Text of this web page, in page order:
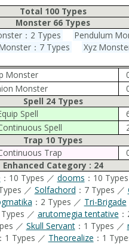
Total 100 Types
Monster 66 Types
：2 Types
Pendulum
：7 Types Xyz
Monster
Monster
Spell 24 Types
Spell
Spell
Trap 10 Types
Trap
Enhanced Category : 24
：10 Types ／ dooms ：10
／ Solfachord ：7 Types ／
：2 Types ／ Tri-Brigade
Types ／ arutomegia tentative
／ Skull Servant：1 Types ／
：1 Types ／ Theorealize ：1